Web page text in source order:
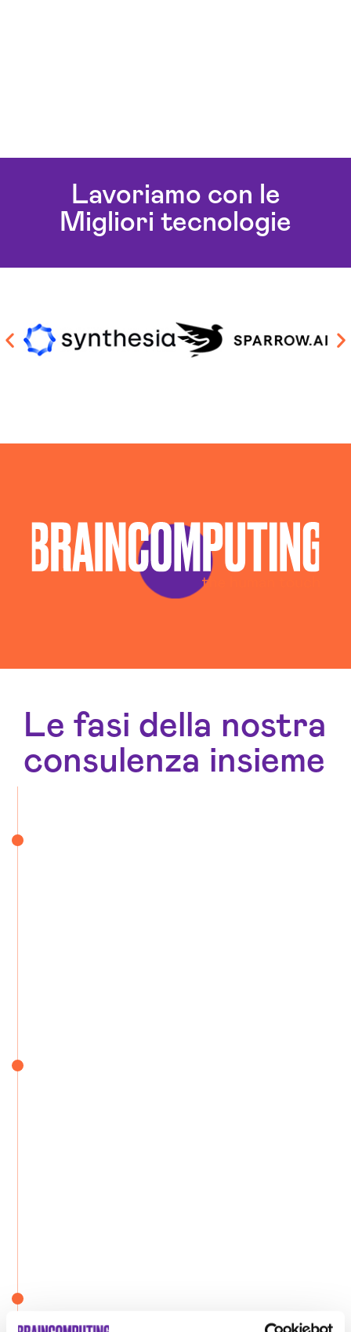
Lavoriamo con le
Migliori tecnologie
Le fasi della nostra
consulenza insieme